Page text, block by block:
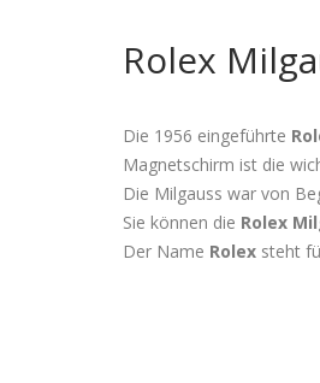
Rolex
Die 1956 eingeführte
Magnetschirm ist die
Die Milgauss war von
Sie können die Rolex
Der Name Rolex steht